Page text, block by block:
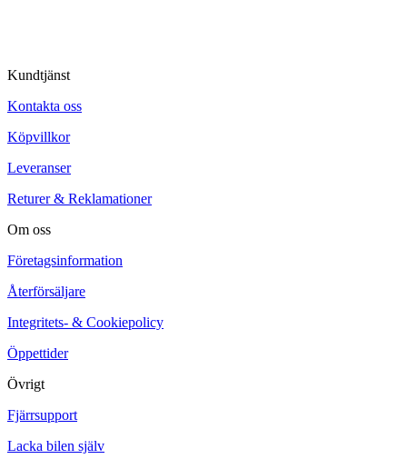
Kundtjänst
Kontakta oss
Köpvillkor
Leveranser
Returer & Reklamationer
Om oss
Företagsinformation
Återförsäljare
Integritets- & Cookiepolicy
Öppettider
Övrigt
Fjärrsupport
Lacka bilen själv